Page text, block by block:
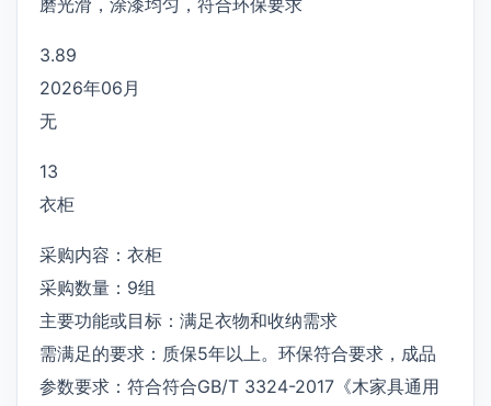
3.89
2026年06月
无
13
衣柜
采购内容：衣柜
采购数量：9组
主要功能或目标：满足衣物和收纳需求
需满足的要求：质保5年以上。环保符合要求，成品
参数要求：符合符合GB/T 3324-2017《木家具通用